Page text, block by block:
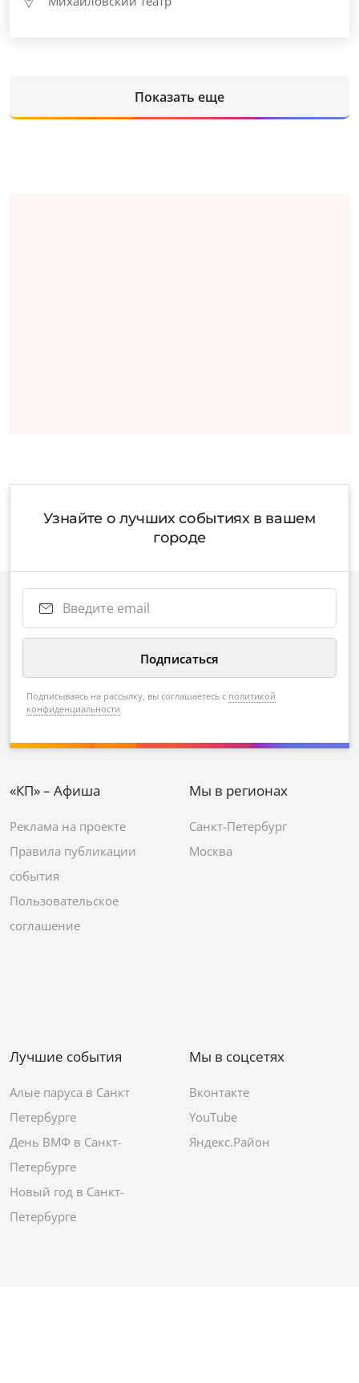
Показать еще
Узнайте о лучших событиях в вашем
городе
Подписываясь на рассылку, вы соглашаетесь с политикой
конфиденциальности
«КП» – Афиша
Реклама на проекте
Правила публикации
события
Пользовательское
соглашение
Мы в регионах
Санкт-Петербург
Москва
Лучшие события
Алые паруса в Санкт
Петербурге
День ВМФ в Санкт-
Петербурге
Новый год в Санкт-
Петербурге
Мы в соцсетях
Вконтакте
YouTube
Яндекс.Район